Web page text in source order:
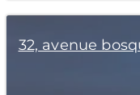
32, avenue